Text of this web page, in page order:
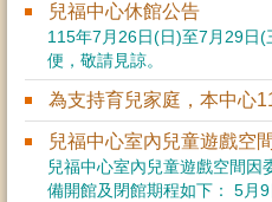
兒福中心休館公告
115年7月26日(日)至7月29日
便，敬請見諒。
為支持育兒家庭，本中心
兒福中心室內兒童遊戲空
兒福中心室內兒童遊戲空間因
備開館及閉館期程如下： 5月